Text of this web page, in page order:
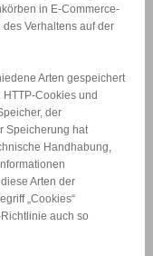
in E-Commerce-
Verhaltens auf der
Arten gespeichert
Cookies und
der
Speicherung hat
Handhabung,
Arten der
„Cookies“
auch so